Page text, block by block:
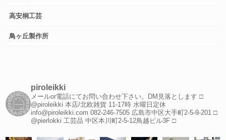
高安桐工芸
鳥ヶ丘製作所
piroleikki
メールor電話にてお問い合わせ下さい。DM見落とします □
@piroleikki 本店/北欧雑貨 11-17時 水曜日定休
info@piroleikki.com 082-246-7505 広島市中区大手町2-5-9-201 □
@pierlokki 工芸品 中区本川町2-5-12鳥越ビル3F □